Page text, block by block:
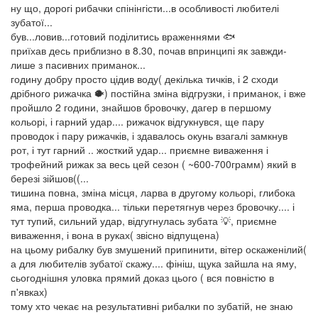
ну що, дорогі рибачки спінінгісти...в особливості любителі
зубатої...
був...ловив...готовий поділитись враженнями 🐟
приїхав десь приблизно в 8.30, почав впринципі як завжди-
лише з пасивних приманок...
годину добру просто цідив воду( декілька тичків, і 2 сходи
дрібного рижачка 🐡) постійна зміна відгрузки, і приманок, і вже
пройшло 2 години, знайшов бровочку, дагер в першому
кольорі, і гарний удар.... рижачок відгукнувся, ще пару
проводок і пару рижачків, і здавалось окунь взагалі замкнув
рот, і тут гарний .. жосткий удар... приємне виваження і
трофейний рижак за весь цей сезон ( ~600-700грамм) який в
березі зійшов((...
тишина повна, зміна місця, ларва в другому кольорі, глибока
яма, перша проводка... тільки перетягнув через бровочку.... і
тут тупий, сильний удар, відгугнулась зубата 💡, приємне
виваження, і вона в руках( звісно відпущена)
на цьому рибалку був змушений припинити, вітер оскаженілий(
а для любителів зубатої скажу.... фініш, щука зайшла на яму,
сьогоднішня уловка прямий доказ цього ( вся повністю в
п'явках)
тому хто чекає на результативні рибалки по зубатій, не знаю